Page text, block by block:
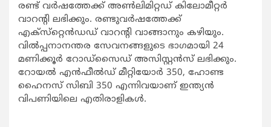
രണ്ട് വര്‍ഷത്തേക്ക് അണ്‍ലിമിറ്റഡ് കിലോമീറ്റര്‍
വാറന്റി ലഭിക്കും. രണ്ടുവര്‍ഷത്തേക്ക്
എക്‌സ്‌റ്റെന്‍ഡഡ് വാറന്റി വാങ്ങാനും കഴിയും.
വില്‍പ്പനാനന്തര സേവനങ്ങളുടെ ഭാഗമായി 24
മണിക്കൂര്‍ റോഡ്‌സൈഡ് അസിസ്റ്റന്‍സ് ലഭിക്കും.
റോയല്‍ എന്‍ഫീല്‍ഡ് മീറ്റിയോര്‍ 350, ഹോണ്ട
ഹൈനസ് സിബി 350 എന്നിവയാണ് ഇന്ത്യന്‍
വിപണിയിലെ എതിരാളികള്‍.